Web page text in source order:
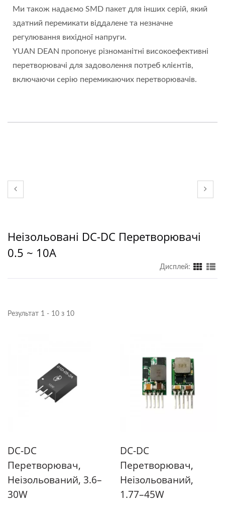
Ми також надаємо SMD пакет для інших серій, який
здатний перемикати віддалене та незначне
регулювання вихідної напруги.
YUAN DEAN пропонує різноманітні високоефективні
перетворювачі для задоволення потреб клієнтів,
включаючи серію перемикаючих перетворювачів.
Неізольовані DC-DC Перетворювачі
0.5 ~ 10A
Дисплей:
Результат 1 - 10 з 10
DC-DC
Перетворювач,
Неізольований, 3.6–
30W
DC-DC
Перетворювач,
Неізольований,
1.77–45W